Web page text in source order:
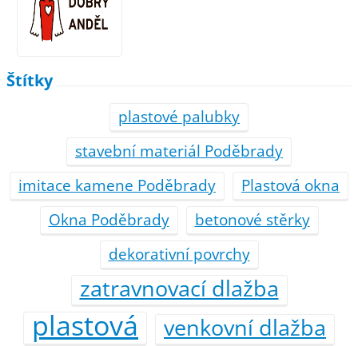
Štítky
plastové palubky
stavební materiál Poděbrady
imitace kamene Poděbrady
Plastová okna
Okna Poděbrady
betonové stěrky
dekorativní povrchy
zatravnovací dlažba
plastová
venkovní dlažba